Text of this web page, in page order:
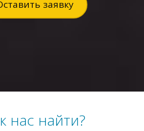
заявку
нас найти?